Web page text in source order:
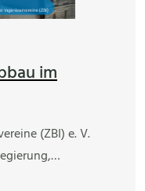
im
(ZBI) e. V.